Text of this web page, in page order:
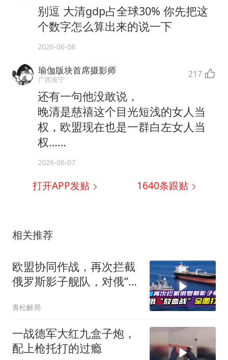
别逗 大清gdp占全球30% 你先把这
个数字怎么算出来的说一下
2026-06-08
瑜伽版块首席摄影师
广西南宁 217
还有一句他没敢说，
晚清是慈禧这个目光短浅的女人当
权，欧盟现在也是一群白左女人当
权……
2026-06-07
打开APP发贴 1640条跟贴
相关推荐
欧盟协同作战，再次拦截
俄罗斯影子舰队，对俄“放
青松解局
一战德军大红九盒子炮，
配上枪托打的过瘾